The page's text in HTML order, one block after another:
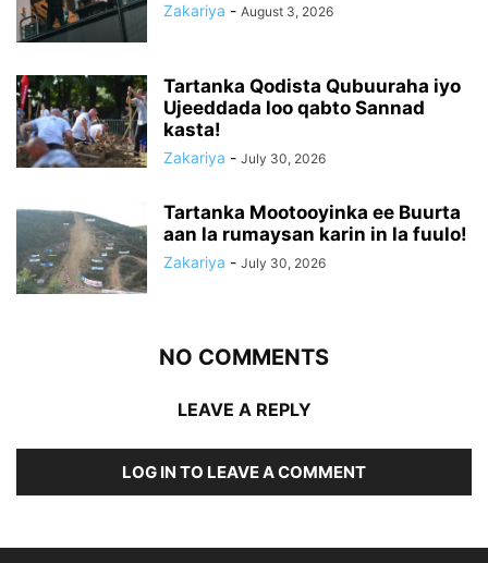
Zakariya - August 3, 2026
Tartanka Qodista Qubuuraha iyo
Ujeeddada loo qabto Sannad
kasta!
Zakariya - July 30, 2026
Tartanka Mootooyinka ee Buurta
aan la rumaysan karin in la fuulo!
Zakariya - July 30, 2026
NO COMMENTS
LEAVE A REPLY
LOG IN TO LEAVE A COMMENT